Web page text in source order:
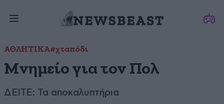
ΑΘΛΗΤΙΚΑ#χταπόδι
Μνημείο για τον Πολ
ΔΕΙΤΕ: Τα αποκαλυπτήρια